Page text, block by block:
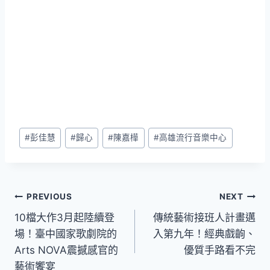
Post
Tags:
#彭佳慧 #歸心 #陳嘉樺 #高雄流行音樂中心
文
章
導
PREVIOUS
10檔大作3月起陸續登
場！臺中國家歌劇院的
Arts NOVA震撼感官的
藝術饗宴
NEXT
傳統藝術接班人計畫邁
入第九年！經典戲齣、
優質手路看不完